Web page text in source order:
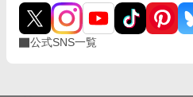
公式SNS一覧